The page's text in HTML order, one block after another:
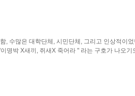
, 수많은 대학단체, 시민단체, 그리고 인상적이었
명박 X새끼, 쥐새X 죽어라 " 라는 구호가 나오기